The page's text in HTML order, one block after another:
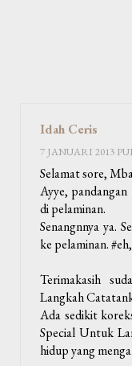
Idah Ceris
7 JANUARI 2013
Selamat sore,
Ayye,
di pelaminan.
Senangnnya ya.
ke pelaminan.
Terimakasih
Langkah
Ada sedikit
Special Untuk
hidup yang